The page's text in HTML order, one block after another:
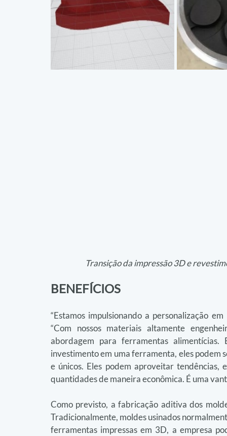
Transição da impressão 3D e
BENEFÍCIOS
“Estamos impulsionando a personalização
“Com nossos materiais altamente
abordagem para ferramentas
investimento em uma ferramenta, eles podem
e únicos. Eles podem aproveitar tendências,
quantidades de maneira econômica. É uma
Como previsto, a fabricação aditiva dos
Tradicionalmente, moldes usinados
ferramentas impressas em 3D, a empresa